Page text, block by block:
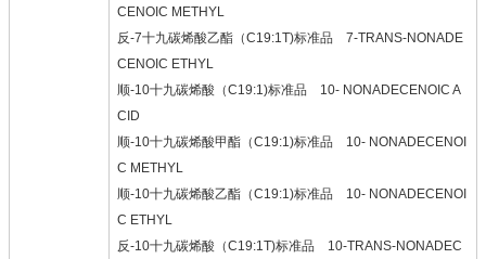
CENOIC METHYL
反-7十九碳烯酸乙酯（C19:1T)标准品 7-TRANS-NONADE
CENOIC ETHYL
顺-10十九碳烯酸（C19:1)标准品 10- NONADECENOIC A
CID
顺-10十九碳烯酸甲酯（C19:1)标准品 10- NONADECENOI
C METHYL
顺-10十九碳烯酸乙酯（C19:1)标准品 10- NONADECENOI
C ETHYL
反-10十九碳烯酸（C19:1T)标准品 10-TRANS-NONADEC